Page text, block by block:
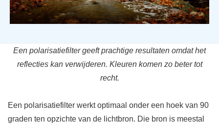
Een polarisatiefilter geeft prachtige resultaten omdat het
reflecties kan verwijderen. Kleuren komen zo beter tot
recht.
Een polarisatiefilter werkt optimaal onder een hoek van 90
graden ten opzichte van de lichtbron. Die bron is meestal